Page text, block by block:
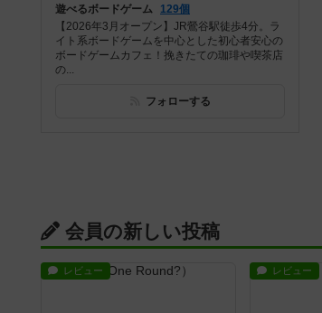
遊べるボードゲーム
129個
【2026年3月オープン】JR鶯谷駅徒歩4分。ラ
イト系ボードゲームを中心とした初心者安心の
ボードゲームカフェ！挽きたての珈琲や喫茶店
の...
フォローする
会員の新しい投稿
レビュー レビュー